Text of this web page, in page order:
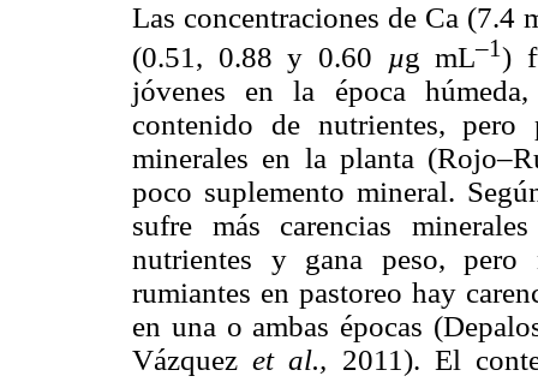
Las concentraciones de Ca (7.4
(0.51, 0.88 y 0.60 µg mL–1)
jóvenes en la época
contenido de nutrientes,
minerales en la planta
poco suplemento mineral.
sufre más carencias
nutrientes y gana peso, pero
rumiantes en pastoreo hay
en una o ambas épocas
Vázquezet al., 2011). El